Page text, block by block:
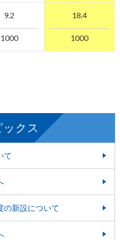
9.2
1000
18.4
1000
ックス
て
の新設について